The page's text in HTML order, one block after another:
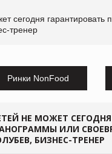
сегодня
тренер
Ринки NonFood
НЕ МОЖЕТ
ИЛИ
БИЗНЕС-ТРЕНЕР